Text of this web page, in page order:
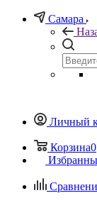
Самара
Личный
Корзина0